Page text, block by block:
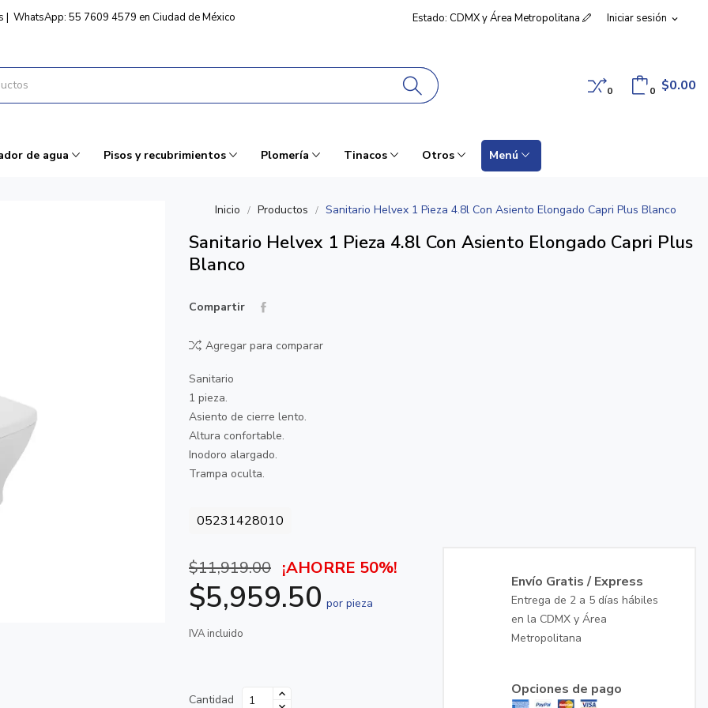
Iniciar sesión expand_more
| WhatsApp: 55 7609 4579 en Ciudad de México Estado: CDMX y Área Metropolitana
0 $0.00
0
de agua Pisos y recubrimientos Plomería Tinacos Otros Menú
Inicio Productos Sanitario Helvex 1 Pieza 4.8l Con Asiento Elongado Capri Plus Blanco
Sanitario Helvex 1 Pieza 4.8l Con Asiento Elongado Capri Plus
Blanco
Compartir
Agregar para comparar
Sanitario
1 pieza.
Asiento de cierre lento.
Altura confortable.
Inodoro alargado.
Trampa oculta.
05231428010
$11,919.00 ¡AHORRE 50%!
$5,959.50 por pieza
IVA incluido
Cantidad
Envío Gratis / Express
Entrega de 2 a 5 días hábiles
en la CDMX y Área
Metropolitana
Opciones de pago